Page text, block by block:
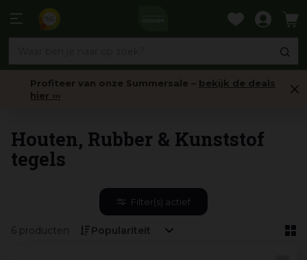
naar
Profiteer van onze Summersale – bekijk de deals
hier ›››
Houten, Rubber & Kunststof
tegels
Filter(s) actief
6 producten